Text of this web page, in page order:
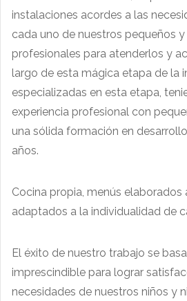
instalaciones acordes a las
cada uno de nuestros pequeños
profesionales para atenderlos y
largo de esta mágica etapa de la
especializadas en esta etapa,
experiencia profesional con
una sólida formación en
años.
Cocina propia, menús elaborados
adaptados a la individualidad de
El éxito de nuestro trabajo se
imprescindible para lograr
necesidades de nuestros niños y